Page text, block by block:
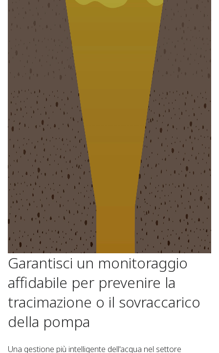
Garantisci un monitoraggio
affidabile per prevenire la
tracimazione o il sovraccarico
della pompa
Una gestione più intelligente dell'acqua nel settore